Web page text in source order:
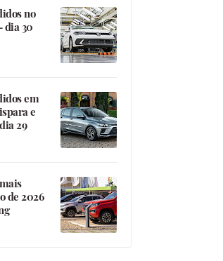
no
dia 30
em
e
29
de 2026